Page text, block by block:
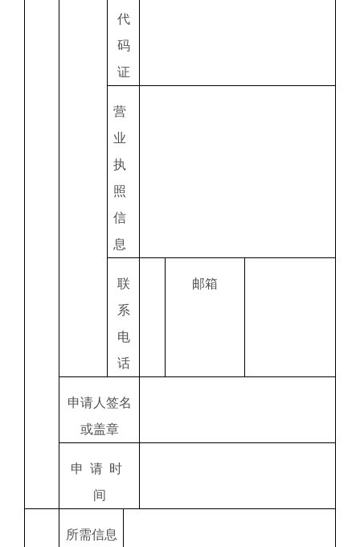
代
码
证
营
业
执
照
信
息
联
系
电
话
邮箱
申请人签名
或盖章
申 请 时
间
所需信息